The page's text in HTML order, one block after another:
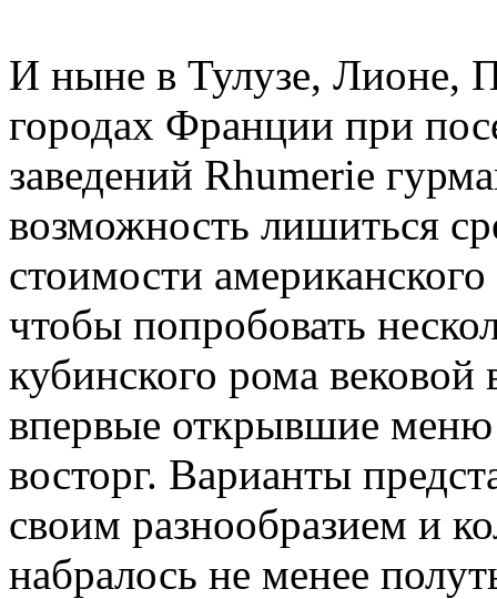
И ныне в Тулузе, Лионе,
городах Франции при
заведений Rhumerie
возможность лишиться
стоимости
чтобы попробовать
кубинского рома
впервые открывшие
восторг. Варианты
своим разнообразием и
набралось не менее